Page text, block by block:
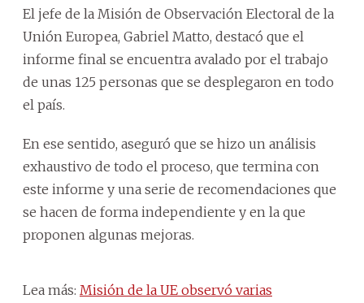
El jefe de la Misión de Observación Electoral de la
Unión Europea, Gabriel Matto, destacó que el
informe final se encuentra avalado por el trabajo
de unas 125 personas que se desplegaron en todo
el país.
En ese sentido, aseguró que se hizo un análisis
exhaustivo de todo el proceso, que termina con
este informe y una serie de recomendaciones que
se hacen de forma independiente y en la que
proponen algunas mejoras.
Lea más: Misión de la UE observó varias